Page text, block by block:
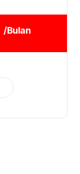
/Bulan